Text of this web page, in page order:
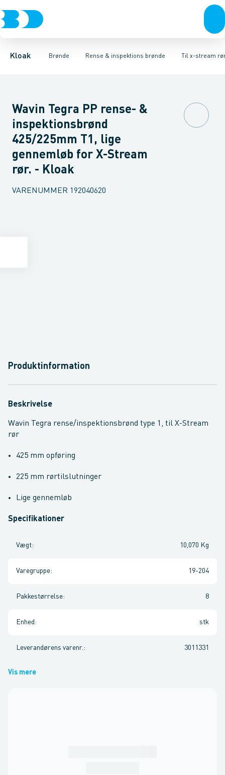
Kloak Brønde
Rør & fittingsBrønde BrøndgodsLinjeafvanding Tanke,
Rense & inspektions brønde
Rense & inspektions brøndeOpføringsrør & tilbehørTil x-stream
Til glatte rørTil ribbede rørTil x-stream rør
Wavin Tegra PP rense- &
inspektionsbrønd
425/225mm T1, lige
gennemløb for X-Stream
rør. - Kloak
VARENUMMER 192040620
Produktinformation
Beskrivelse
Wavin Tegra rense/inspektionsbrønd type 1, til X-Stream
rør
425 mm opføring
225 mm rørtilslutninger
Lige gennemløb
Specifikationer
Vægt: 10,070 Kg
Varegruppe: 19-204
Pakkestørrelse: 8
Enhed : stk
Leverandørens varenr. : 3011331
Vis mere